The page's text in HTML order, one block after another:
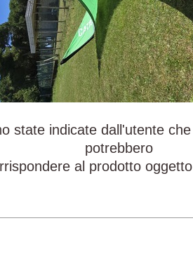
state indicate dall'utente
potrebbero
al prodotto